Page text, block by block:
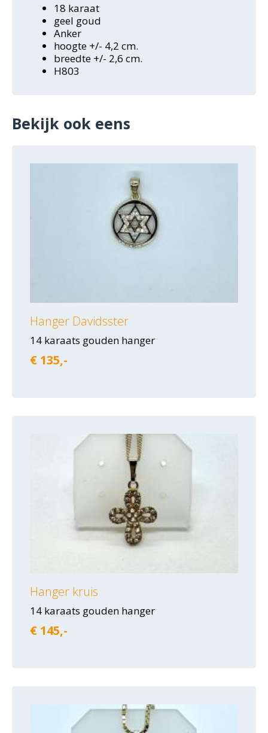
18 karaat
geel goud
Anker
hoogte +/- 4,2 cm.
breedte +/- 2,6 cm.
H803
Bekijk ook eens
Hanger Davidsster
14 karaats gouden hanger
€ 135,-
Hanger kruis
14 karaats gouden hanger
€ 145,-